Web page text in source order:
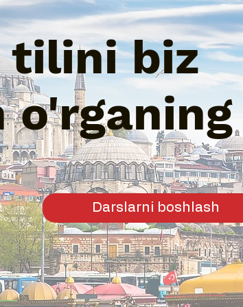
tilini biz
o'rganing
Darslarni boshlash